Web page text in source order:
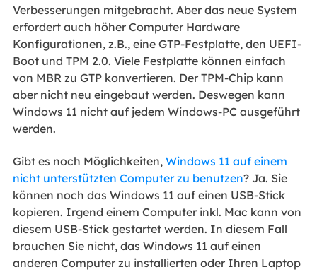
Verbesserungen mitgebracht. Aber das neue System
erfordert auch höher Computer Hardware
Konfigurationen, z.B., eine GTP-Festplatte, den UEFI-
Boot und TPM 2.0. Viele Festplatte können einfach
von MBR zu GTP konvertieren. Der TPM-Chip kann
aber nicht neu eingebaut werden. Deswegen kann
Windows 11 nicht auf jedem Windows-PC ausgeführt
werden.
Gibt es noch Möglichkeiten, Windows 11 auf einem
nicht unterstützten Computer zu benutzen? Ja. Sie
können noch das Windows 11 auf einen USB-Stick
kopieren. Irgend einem Computer inkl. Mac kann von
diesem USB-Stick gestartet werden. In diesem Fall
brauchen Sie nicht, das Windows 11 auf einen
anderen Computer zu installierten oder Ihren Laptop